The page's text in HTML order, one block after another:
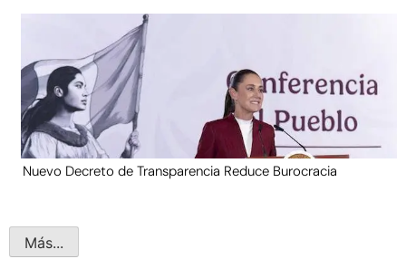
Nuevo Decreto de Transparencia Reduce Burocracia
Más...